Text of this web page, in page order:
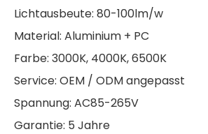
Lichtausbeute: 80-100lm/w
Material: Aluminium + PC
Farbe: 3000K, 4000K, 6500K
Service: OEM / ODM angepasst
Spannung: AC85-265V
Garantie: 5 Jahre